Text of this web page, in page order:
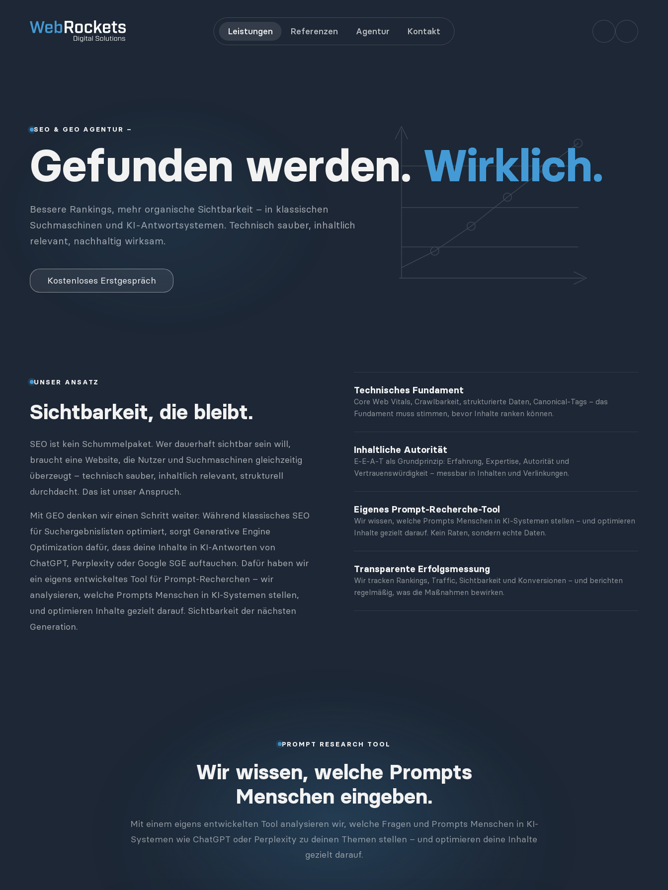
Leistungen Referenzen Agentur Kontakt
SEO & GEO AGENTUR –
Gefunden werden.Wirklich.
Bessere Rankings, mehr organische Sichtbarkeit – in klassischen
Suchmaschinen und KI-Antwortsystemen. Technisch sauber, inhaltlich
relevant, nachhaltig wirksam.
Kostenloses Erstgespräch
UNSER ANSATZ
Sichtbarkeit, die bleibt.
SEO ist kein Schummelpaket. Wer dauerhaft sichtbar sein will,
braucht eine Website, die Nutzer und Suchmaschinen gleichzeitig
überzeugt – technisch sauber, inhaltlich relevant, strukturell
durchdacht. Das ist unser Anspruch.
Mit GEO denken wir einen Schritt weiter: Während klassisches SEO
für Suchergebnislisten optimiert, sorgt Generative Engine
Optimization dafür, dass deine Inhalte in KI-Antworten von
ChatGPT, Perplexity oder Google SGE auftauchen. Dafür haben wir
ein eigens entwickeltes Tool für Prompt-Recherchen – wir
analysieren, welche Prompts Menschen in KI-Systemen stellen,
und optimieren Inhalte gezielt darauf. Sichtbarkeit der nächsten
Generation.
Technisches Fundament
Core Web Vitals, Crawlbarkeit, strukturierte Daten, Canonical-Tags – das
Fundament muss stimmen, bevor Inhalte ranken können.
Inhaltliche Autorität
E-E-A-T als Grundprinzip: Erfahrung, Expertise, Autorität und
Vertrauenswürdigkeit – messbar in Inhalten und Verlinkungen.
Eigenes Prompt-Recherche-Tool
Wir wissen, welche Prompts Menschen in KI-Systemen stellen – und optimieren
Inhalte gezielt darauf. Kein Raten, sondern echte Daten.
Transparente Erfolgsmessung
Wir tracken Rankings, Traffic, Sichtbarkeit und Konversionen – und berichten
regelmäßig, was die Maßnahmen bewirken.
PROMPT RESEARCH TOOL
Wir wissen, welche Prompts
Menschen eingeben.
Mit einem eigens entwickelten Tool analysieren wir, welche Fragen und Prompts Menschen in KI-
Systemen wie ChatGPT oder Perplexity zu deinen Themen stellen – und optimieren deine Inhalte
gezielt darauf.